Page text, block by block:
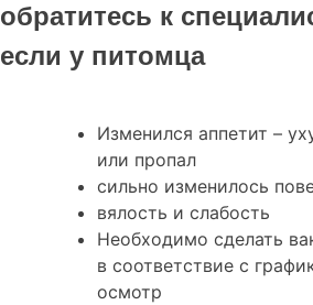
обратитесь к
если у питомца
Изменился аппетит –
или пропал
сильно изменилось
вялость и слабость
Необходимо сделать
в соответствие с
осмотр